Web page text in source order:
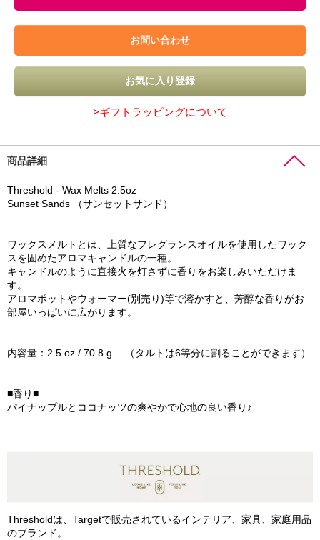
>ギフトラッピングについて
商品詳細
Threshold - Wax Melts 2.5oz
Sunset Sands （サンセットサンド）
ワックスメルトとは、上質なフレグランスオイルを使用したワック
スを固めたアロマキャンドルの一種。
キャンドルのように直接火を灯さずに香りをお楽しみいただけま
す。
アロマポットやウォーマー(別売り)等で溶かすと、芳醇な香りがお
部屋いっぱいに広がります。
内容量：2.5 oz / 70.8 g （タルトは6等分に割ることができます）
■香り■
パイナップルとココナッツの爽やかで心地の良い香り♪
Thresholdは、Targetで販売されているインテリア、家具、家庭用品
のブランド。